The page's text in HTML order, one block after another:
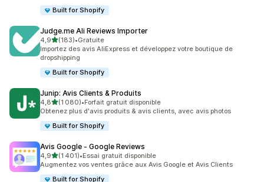
Built for Shopify
Judge.me Ali Reviews Importer
4,9étoile(s) sur 5
(183)
183 avis au total
•Gratuite
Importez des avis AliExpress et développez votre boutique de
dropshipping
Built for Shopify
Junip: Avis Clients & Produits
4,8étoile(s) sur 5
(1 080)
1080 avis au total
•Forfait gratuit disponible
Obtenez plus d'avis produits & avis clients, avec avis photos
Built for Shopify
Avis Google ‑ Google Reviews
4,9étoile(s) sur 5
(1 401)
1401 avis au total
•Essai gratuit disponible
Augmentez vos ventes grâce aux Avis Google et Avis Clients
Built for Shopify